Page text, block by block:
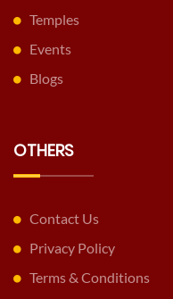
Temples
Events
Blogs
OTHERS
Contact Us
Privacy Policy
Terms & Conditions